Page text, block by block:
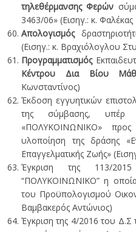
τηλεθέρμανσης Φερών
3463/06» (Εισηγ.: κ. Φαλέκας
Απολογισμός
(Εισηγ.: κ. Βραχιόλογλου
Προγραμματισμός
Κέντρου Δια Βίου
Κωνσταντίνος)
Έκδοση εγγυητικών
της σύμβασης,
«ΠΟΛΥΚΟΙΝΩΝΙΚΟ»
υλοποίηση της δράσης
Επαγγελματικής Ζωής»
Έγκριση της 113/
“ΠΟΛΥΚΟΙΝΩΝΙΚΟ” η
του Προϋπολογισμού
Βαμβακερός Αντώνιος)
Έγκριση της 4/2016 του